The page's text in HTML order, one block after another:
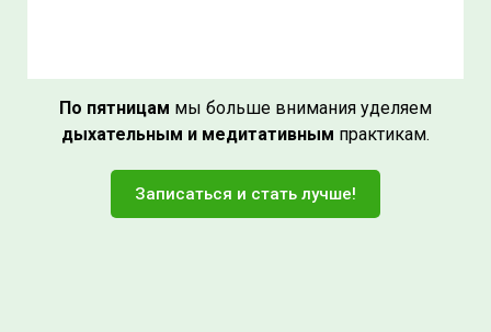
По пятницам мы больше внимания уделяем
дыхательным и медитативным практикам.
Записаться и стать лучше!